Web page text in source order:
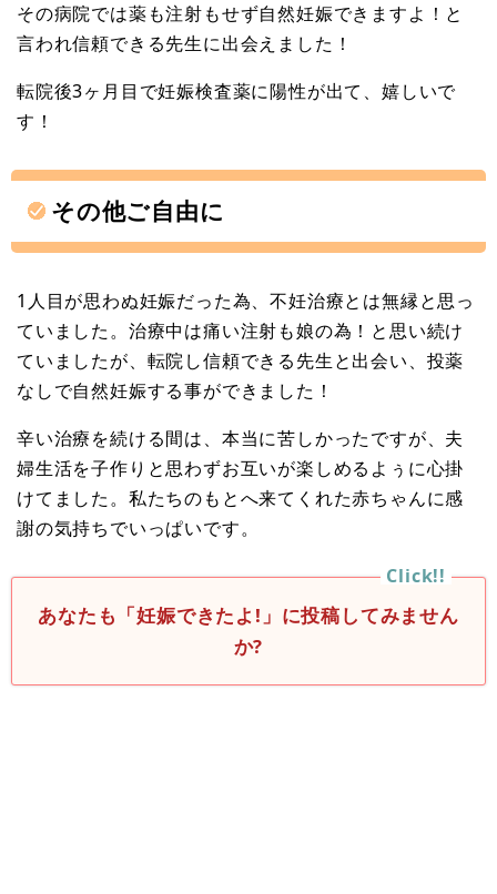
その病院では薬も注射もせず自然妊娠できますよ！と
言われ信頼できる先生に出会えました！
転院後3ヶ月目で妊娠検査薬に陽性が出て、嬉しいで
す！
その他ご自由に
1人目が思わぬ妊娠だった為、不妊治療とは無縁と思っ
ていました。治療中は痛い注射も娘の為！と思い続け
ていましたが、転院し信頼できる先生と出会い、投薬
なしで自然妊娠する事ができました！
辛い治療を続ける間は、本当に苦しかったですが、夫
婦生活を子作りと思わずお互いが楽しめるよぅに心掛
けてました。私たちのもとへ来てくれた赤ちゃんに感
謝の気持ちでいっぱいです。
あなたも「妊娠できたよ!」に投稿してみません
か?